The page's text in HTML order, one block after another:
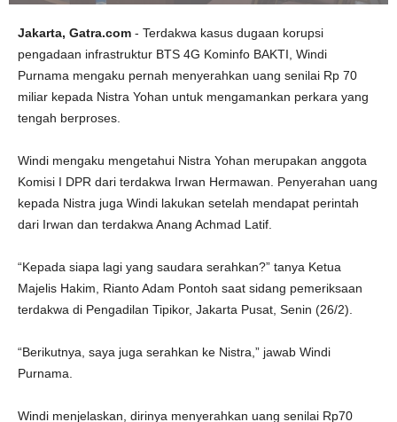
Jakarta, Gatra.com - Terdakwa kasus dugaan korupsi
pengadaan infrastruktur BTS 4G Kominfo BAKTI, Windi
Purnama mengaku pernah menyerahkan uang senilai Rp 70
miliar kepada Nistra Yohan untuk mengamankan perkara yang
tengah berproses.
Windi mengaku mengetahui Nistra Yohan merupakan anggota
Komisi I DPR dari terdakwa Irwan Hermawan. Penyerahan uang
kepada Nistra juga Windi lakukan setelah mendapat perintah
dari Irwan dan terdakwa Anang Achmad Latif.
“Kepada siapa lagi yang saudara serahkan?” tanya Ketua
Majelis Hakim, Rianto Adam Pontoh saat sidang pemeriksaan
terdakwa di Pengadilan Tipikor, Jakarta Pusat, Senin (26/2).
“Berikutnya, saya juga serahkan ke Nistra,” jawab Windi
Purnama.
Windi menjelaskan, dirinya menyerahkan uang senilai Rp70